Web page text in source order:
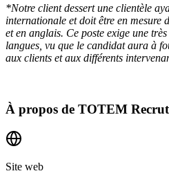
*Notre client dessert une clientèle
internationale et doit être en mesure
et en anglais. Ce poste exige une
langues, vu que le candidat aura à
aux clients et aux différents
À propos de TOTEM
Site web